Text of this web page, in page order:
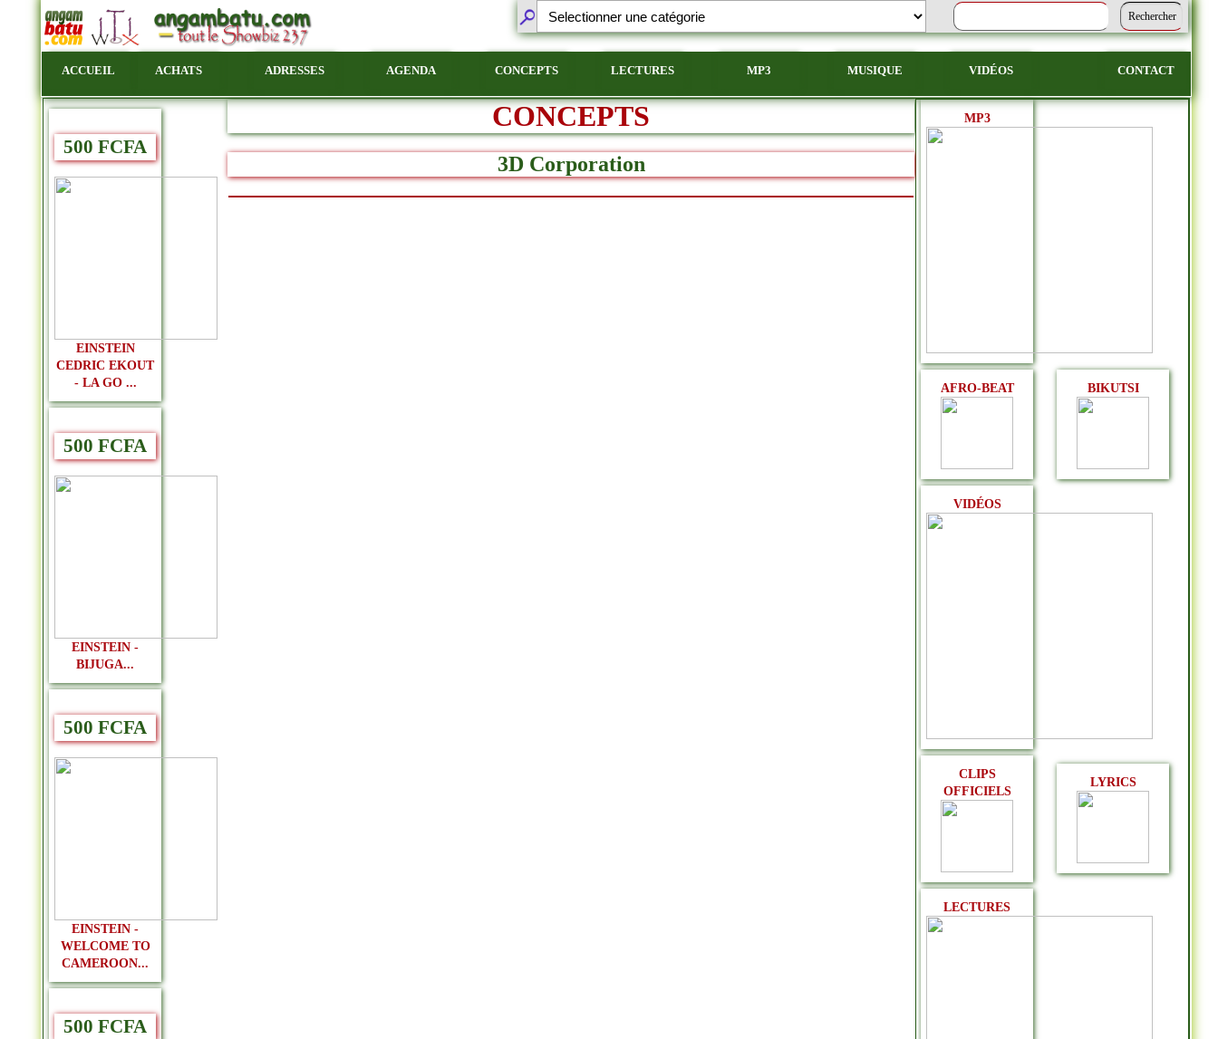
ACCUEIL ACHATS ADRESSES AGENDA CONCEPTS LECTURES MP3 MUSIQUE VIDÉOS CONTACT
500 FCFA
EINSTEIN
CEDRIC EKOUT
- LA GO ...
500 FCFA
EINSTEIN -
BIJUGA...
500 FCFA
EINSTEIN -
WELCOME TO
CAMEROON...
500 FCFA
CONCEPTS
3D Corporation
MP3
AFRO-BEAT BIKUTSI
VIDÉOS
CLIPS
OFFICIELS
LYRICS
LECTURES